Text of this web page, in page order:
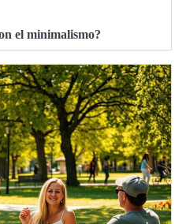
el minimalismo?